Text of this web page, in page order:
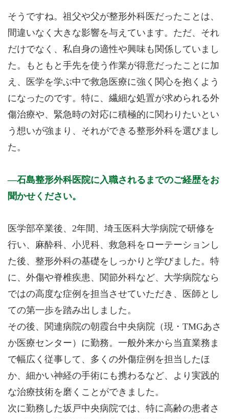
そうですね。祖父や父が整形外科医だったことは、
間違いなく大きな影響を与えています。ただ、それ
だけでなく、私自身の適性や興味も関係していまし
た。もともと手先を使う作業が得意だったことに加
え、医学を学ぶ中で救急医療に強く関心を抱くよう
になったのです。特に、繊細な処置が求められる外
傷治療や、緊急時の対応に積極的に関わりたいとい
う想いが強まり、それができる整形外科を選びまし
た。
石島整形外科医院に入職されるまでのご経歴をお
聞かせください。
医学部卒業後、2年間、埼玉医科大学病院で研修を
行い、麻酔科、小児科、救急科をローテーションし
た後、整形外科の基礎をしっかりと学びました。特
に、外傷や脊椎疾患、関節外科など、大学病院なら
ではの高度な症例を担当させていただき、医師とし
ての第一歩を踏み出しました。
その後、関連病院の朝霞台中央病院（現・TMGあさ
か医療センター）に勤務。一般外来から当直業務ま
で幅広く従事して、多くの外傷症例を担当したほ
か、細かい神経の手術にも携わるなど、より実践的
な治療技術を磨くことができました。
次に勤務した坂戸中央病院では、特に高齢の患者さ